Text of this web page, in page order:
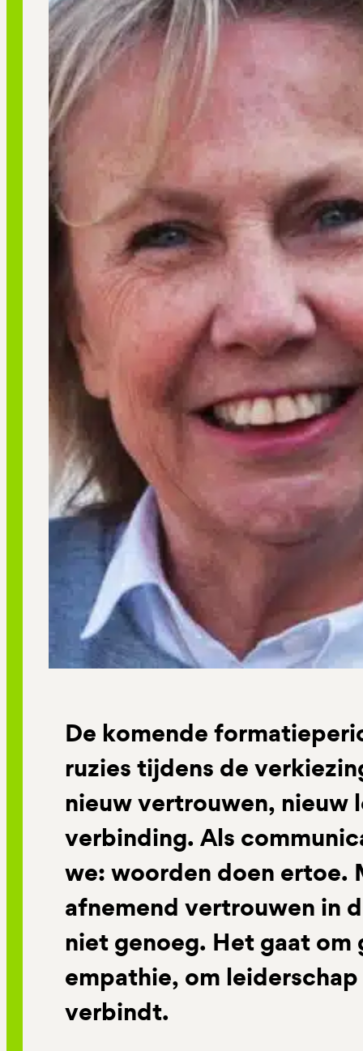
De komende
ruzies tijdens de
nieuw vertrouwen, nieuw
verbinding. Als
we: woorden doen ertoe.
afnemend vertrouwen in
niet genoeg. Het gaat
empathie, om
verbindt.